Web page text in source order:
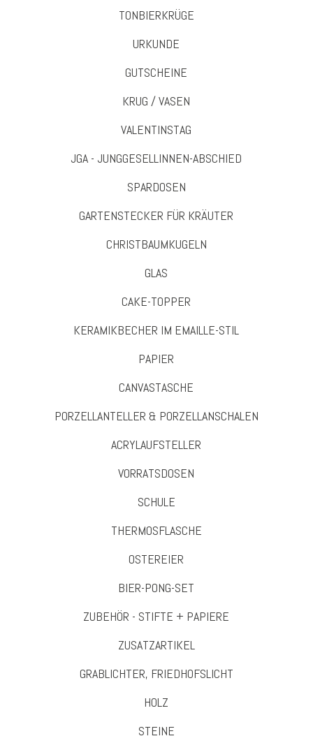
TONBIERKRÜGE
URKUNDE
GUTSCHEINE
KRUG / VASEN
VALENTINSTAG
JGA - JUNGGESELLINNEN-ABSCHIED
SPARDOSEN
GARTENSTECKER FÜR KRÄUTER
CHRISTBAUMKUGELN
GLAS
CAKE-TOPPER
KERAMIKBECHER IM EMAILLE-STIL
PAPIER
CANVASTASCHE
PORZELLANTELLER & PORZELLANSCHALEN
ACRYLAUFSTELLER
VORRATSDOSEN
SCHULE
THERMOSFLASCHE
OSTEREIER
BIER-PONG-SET
ZUBEHÖR - STIFTE + PAPIERE
ZUSATZARTIKEL
GRABLICHTER, FRIEDHOFSLICHT
HOLZ
STEINE